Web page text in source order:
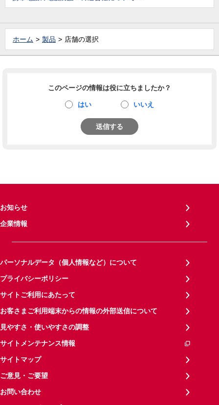
ホーム 製品 店舗の選択
このページの情報は役に立ちましたか？
はい いいえ
送信する
お知らせ
企業情報
パーソナルデータ（個人情報など）について
プライバシーポリシー
サイトご利用にあたって
お客さまご利用端末からの情報の外部送信について
見やすさ・使いやすさの調整
サイトメンテナンス情報
サイトマップ
ご意見・ご要望
お問い合わせ